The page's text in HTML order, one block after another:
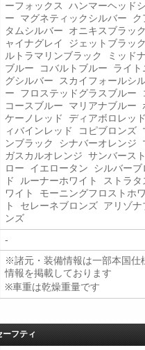
ーフォックス ハンマーヘッド
ー マグネティックシルバー ク
タムシルバー オニキスブラッ
ャイナグレイ ジェットブラッ
ルトラマリンブラック ミッド
ブルー コバルトブルー ライト
グシルバー スカイフォールシ
ー フロステッドグラスブルー
コースブルー マリアナブルー
ケーノレッド ディアボロレッ
ィバインレッド コピブロンズ
ンブラック シナバーオレンジ
ガスカルオレンジ サンバース
ロー イエロータン シルバーブ
ド ルーナーホワイト ストラタ
ワイト モーニングフロストホ
ト セレーネブロンズ アリゾナ
ンズ
-
※諸元・装備情報は一部本国仕
情報を掲載しております
※車重は乾燥重量です
ーフティ